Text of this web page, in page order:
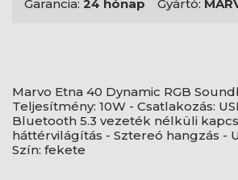
Garancia: 24 hónap Gyártó:
Marvo Etna 40 Dynamic RGB
Teljesítmény: 10W - Csatlakozás:
Bluetooth 5.3 vezeték nélküli
háttérvilágítás - Sztereó hangzás -
Szín: fekete